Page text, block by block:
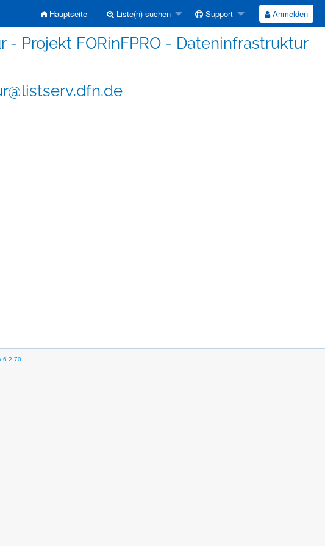
Hauptseite Liste(n) suchen Support Anmelden
Projekt FORinFPRO - Dateninfrastruktur
6.2.70